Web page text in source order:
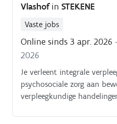
ondersteunt en begeleidt
dagelijkse werking;je
Vlashofin STEKENE
Vaste jobs
Online sinds 3 apr. 2026
2026
Je verleent integrale
psychosociale zorg aan
verpleegkundige